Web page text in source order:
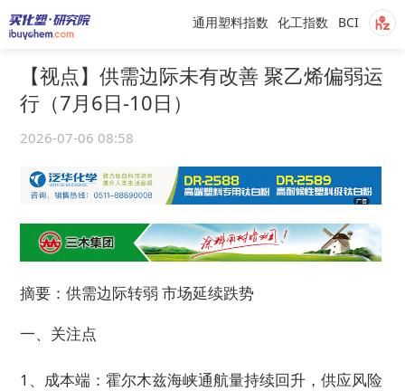
BCI
化工指数
通用塑料指数
【视点】供需边际未有改善 聚乙烯偏弱运
行（7月6日-10日）
2026-07-06 08:58
摘要：供需边际转弱 市场延续跌势
一、关注点
1、成本端：霍尔木兹海峡通航量持续回升，供应风险